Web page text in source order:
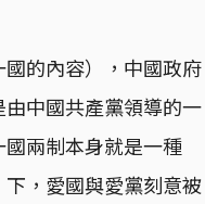
的內容），中國政府
中國共產黨領導的一
兩制本身就是一種
，愛國與愛黨刻意被